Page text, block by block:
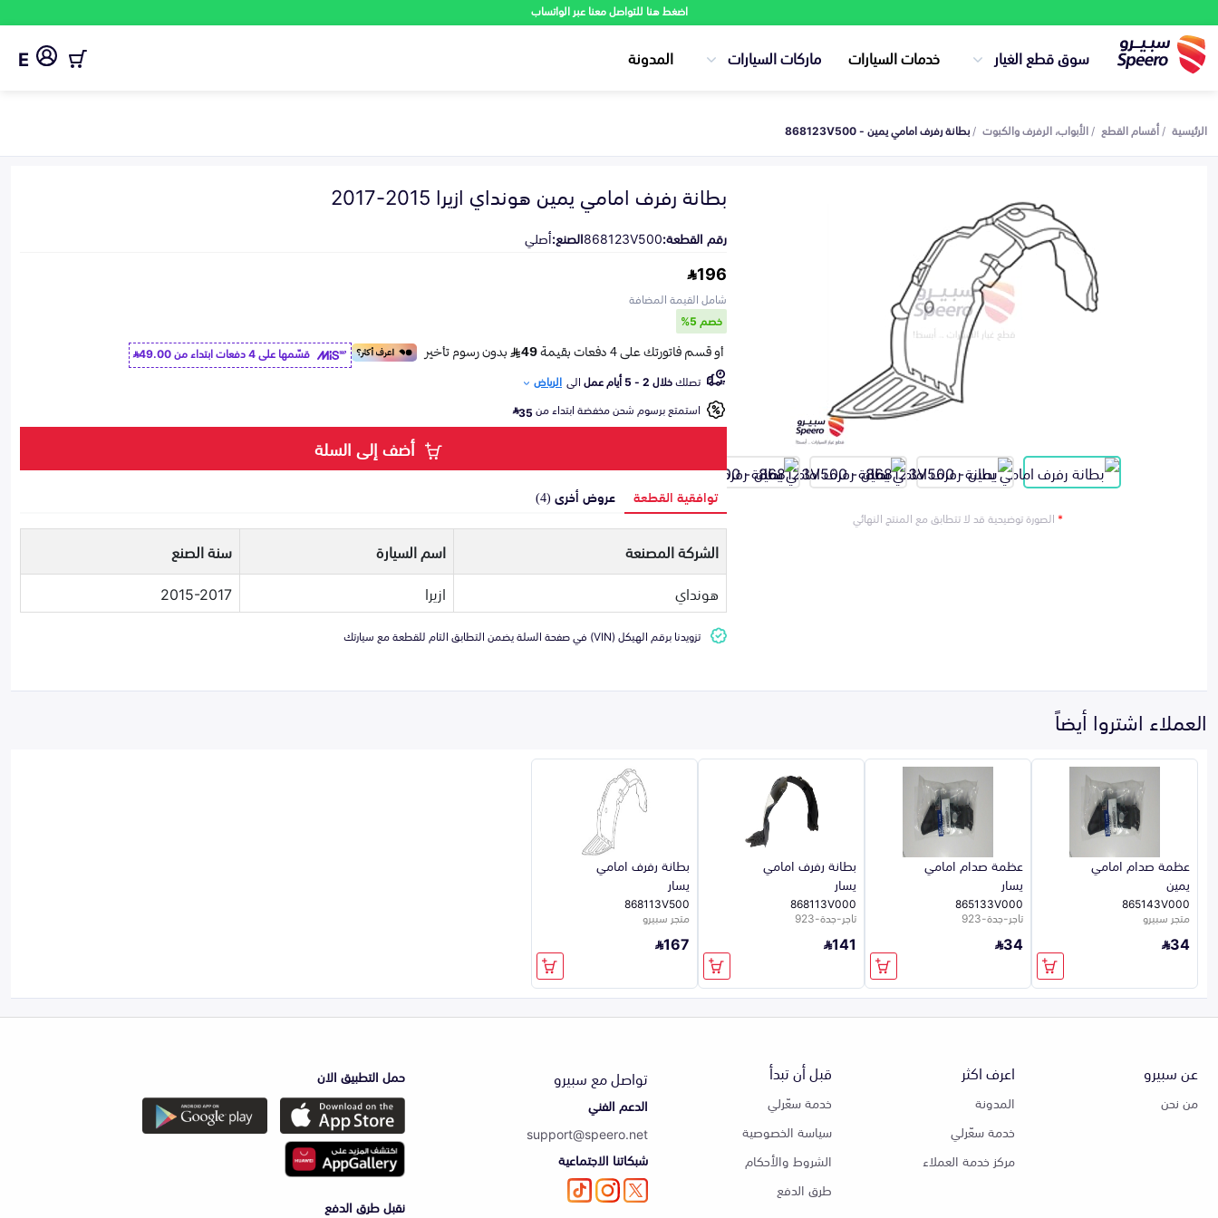
اضغط هنا للتواصل معنا عبر الواتساب
سوق قطع الغيار خدمات السيارات ماركات السيارات المدونة E
الرئيسية أقسام القطع الأبواب، الرفرف والكبوت بطانة رفرف امامي يمين - 868123V500
*الصورة توضيحية قد لا تتطابق مع المنتج النهائي
بطانة رفرف امامي يمين هونداي ازيرا 2015-2017
رقم القطعة:868123V500الصنع:أصلي
196
شامل القيمة المضافة
خصم 5%
قسّمها على 4 دفعات ابتداء من
49.00
تصلكخلال 2 - 5 أيام عمل الى الرياض
استمتع برسوم شحن مخفضة ابتداء من35
أضف إلى السلة
توافقية القطعة عروض أخرى (4)
الشركة المصنعة اسم السيارة
سنة الصنع
هونداي
ازيرا 2015-2017
تزويدنا برقم الهيكل (VIN) في صفحة السلة يضمن التطابق التام للقطعة مع سيارتك
العملاء اشتروا أيضاً
عظمة صدام امامي
يمين
865143V000
متجر سبيرو
34
عظمة صدام امامي
يسار
865133V000
تاجر-جدة-923
34
بطانة رفرف امامي
يسار
868113V000
تاجر-جدة-923
141
بطانة رفرف امامي
يسار
868113V500
متجر سبيرو
167
عن سبيرو
من نحن
اعرف اكثر
المدونة
خدمة سعّرلي
مركز خدمة العملاء
قبل أن تبدأ
خدمة سعّرلي
سياسة الخصوصية
الشروط والأحكام
طرق الدفع
تواصل مع سبيرو
الدعم الفني
support@speero.net
شبكاتنا الاجتماعية
حمل التطبيق الان
نقبل طرق الدفع